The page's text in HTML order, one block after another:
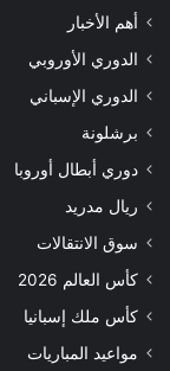
أهم الأخبار
الدوري الأوروبي
الدوري الإسباني
برشلونة
دوري أبطال أوروبا
ريال مدريد
سوق الانتقالات
كأس العالم 2026
كأس ملك إسبانيا
مواعيد المباريات